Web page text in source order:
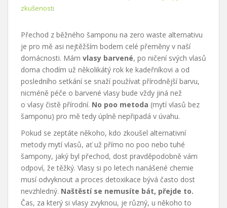
zkušenosti
Přechod z běžného šamponu na zero waste alternativu
je pro mě asi nejtěžším bodem celé přeměny v naší
domácnosti. Mám vlasy barvené, po ničení svých vlasů
doma chodím už několikátý rok ke kadeřníkovi a od
posledního setkání se snaží používat přírodnější barvu,
nicméně péče o barvené vlasy bude vždy jiná než
o vlasy čistě přírodní. No poo metoda (mytí vlasů bez
šamponu) pro mě tedy úplně nepřipadá v úvahu.
Pokud se zeptáte někoho, kdo zkoušel alternativní
metody mytí vlasů, ať už přímo no poo nebo tuhé
šampony, jaký byl přechod, dost pravděpodobně vám
odpoví, že těžký. Vlasy si po letech nanášené chemie
musí odvyknout a proces detoxikace bývá často dost
nevzhledný. Naštěstí se nemusíte bát, přejde to.
Čas, za který si vlasy zvyknou, je různý, u někoho to